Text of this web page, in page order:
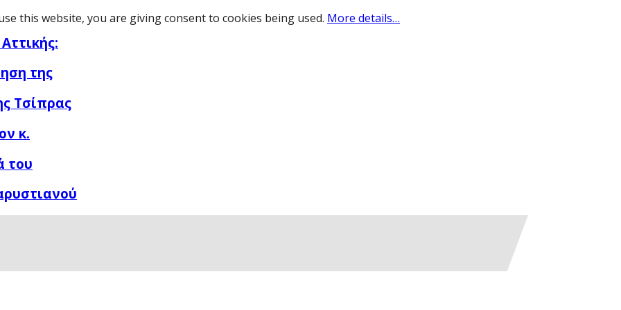
της
Τσίπρας
κ.
του
this website, you are giving consent to cookies being used. More details…